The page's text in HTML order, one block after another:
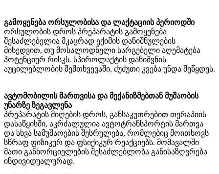
გამოყენება ორსულობისა და ლაქტაციის პერიოდში
ორსულობის დროს პრეპარატის გამოყენება
შესაძლებელია მკაცრად ექიმის დანიშნულების
მიხედვით, თუ მოსალოდნელი სარგებელი აღემატება
პოტენციურ რისკს. სპიროლაქტის დანიშვნის
აუცილებლობის შემთხვევაში, ძუძუთი კვება უნდა შეწყდეს.
ავტომობილის მართვისა და მექანიზმებთან მუშაობის
უნარზე ზეგავლენა
პრეპარატის მიღების დროს, განსაკუთრებით თერაპიის
დასაწყისში, აკრძალულია ავტოტრანსპორტის მართვა
და სხვა სამუშაოების შესრულება, რომლებიც მოითხოვს
სწრაფ ფიზიკურ და ფსიქიკურ რეაქციებს. მომავალში
მათი განხორციელების შესაძლებლობა განისაზღვრება
ინდივიდუალურად.